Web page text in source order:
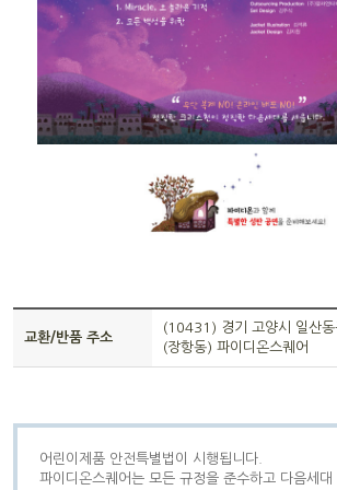
교환/반품 주소
(10431) 경기 고양시 일산
(장항동) 파이디온스퀘어
어린이제품 안전특별법이 시행됩니다.
파이디온스퀘어는 모든 규정을 준수하고 다음세